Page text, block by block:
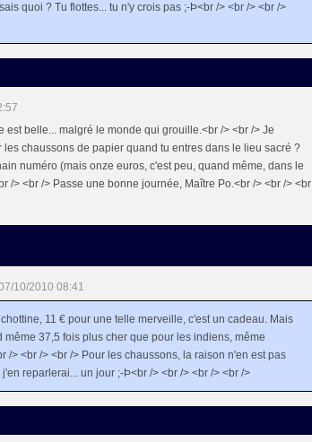
quoi ? Tu flottes... tu n'y crois pas ;-Þ<br /> <br /> <br />
est belle... malgré le monde qui grouille.<br /> <br /> Je
chaussons de papier quand tu entres dans le lieu sacré ?
numéro (mais onze euros, c'est peu, quand même, dans le
/> <br /> Passe une bonne journée, Maître Po.<br /> <br /> <br
10/2010 08:41
11 € pour une telle merveille, c'est un cadeau. Mais
même 37,5 fois plus cher que pour les indiens, même
/> <br /> <br /> Pour les chaussons, la raison n'en est pas
reparlerai... un jour ;-Þ<br /> <br /> <br /> <br />